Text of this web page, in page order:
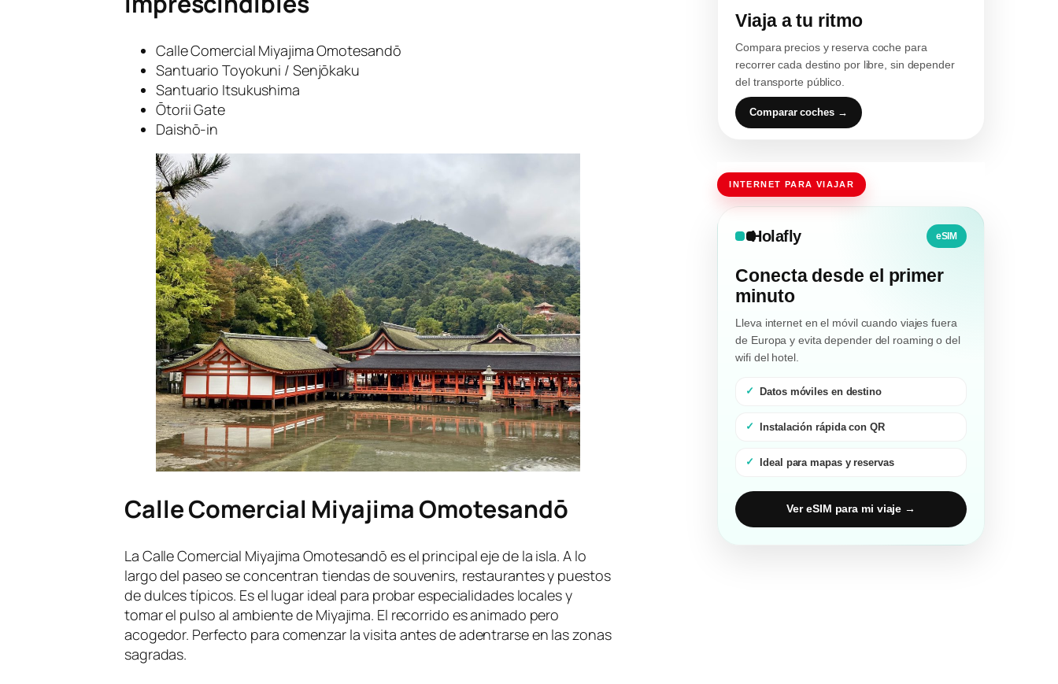
Calle Comercial Miyajima Omotesandō
Santuario Toyokuni / Senjōkaku
Santuario Itsukushima
Ōtorii Gate
Daishō-in
Calle Comercial Miyajima Omotesandō
La Calle Comercial Miyajima Omotesandō es el principal eje de la isla. A lo
largo del paseo se concentran tiendas de souvenirs, restaurantes y puestos
de dulces típicos. Es el lugar ideal para probar especialidades locales y
tomar el pulso al ambiente de Miyajima. El recorrido es animado pero
acogedor. Perfecto para comenzar la visita antes de adentrarse en las zonas
sagradas.
Viaja a tu ritmo
Compara precios y reserva coche para
recorrer cada destino por libre, sin depender
del transporte público.
Comparar coches →
INTERNET PARA VIAJAR
Holafly eSIM
Conecta desde el primer
minuto
Lleva internet en el móvil cuando viajes fuera
de Europa y evita depender del roaming o del
wifi del hotel.
Datos móviles en destino
Instalación rápida con QR
Ideal para mapas y reservas
Ver eSIM para mi viaje →